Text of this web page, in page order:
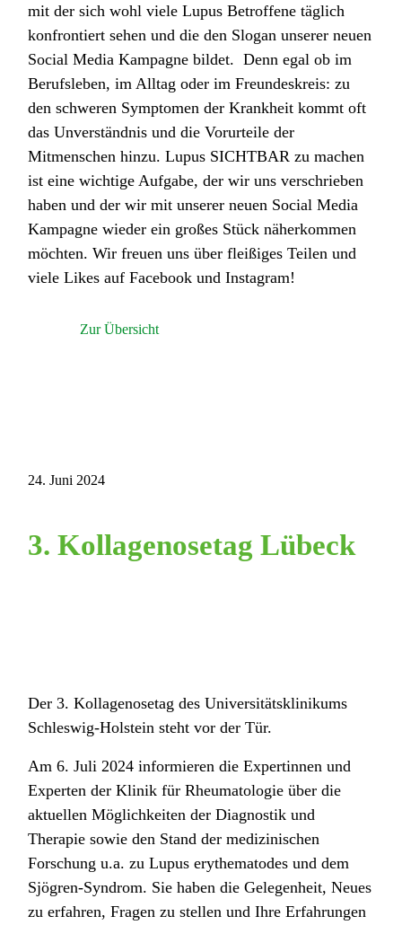
mit der sich wohl viele Lupus Betroffene täglich
konfrontiert sehen und die den Slogan unserer neuen
Social Media Kampagne bildet. Denn egal ob im
Berufsleben, im Alltag oder im Freundeskreis: zu
den schweren Symptomen der Krankheit kommt oft
das Unverständnis und die Vorurteile der
Mitmenschen hinzu. Lupus SICHTBAR zu machen
ist eine wichtige Aufgabe, der wir uns verschrieben
haben und der wir mit unserer neuen Social Media
Kampagne wieder ein großes Stück näherkommen
möchten. Wir freuen uns über fleißiges Teilen und
viele Likes auf Facebook und Instagram!
Zur Übersicht
24. Juni 2024
3. Kollagenosetag Lübeck
Der 3. Kollagenosetag des Universitätsklinikums
Schleswig-Holstein steht vor der Tür.
Am 6. Juli 2024 informieren die Expertinnen und
Experten der Klinik für Rheumatologie über die
aktuellen Möglichkeiten der Diagnostik und
Therapie sowie den Stand der medizinischen
Forschung u.a. zu Lupus erythematodes und dem
Sjögren-Syndrom. Sie haben die Gelegenheit, Neues
zu erfahren, Fragen zu stellen und Ihre Erfahrungen